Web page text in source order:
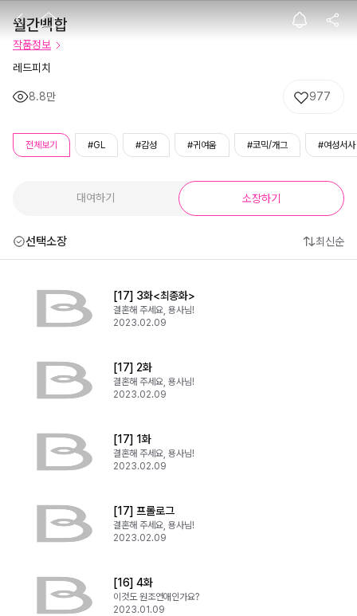
월간백합
월간백합
작품정보
레드피치
8.8만 977
전체보기 #GL #감성 #귀여움 #코믹/개그 #여성서사
대여하기 소장하기
선택소장 최신순
[17] 3화<최종화>
결혼해 주세요, 용사님!
2023.02.09
[17] 2화
결혼해 주세요, 용사님!
2023.02.09
[17] 1화
결혼해 주세요, 용사님!
2023.02.09
[17] 프롤로그
결혼해 주세요, 용사님!
2023.02.09
[16] 4화
이것도 원조연애인가요?
2023.01.09